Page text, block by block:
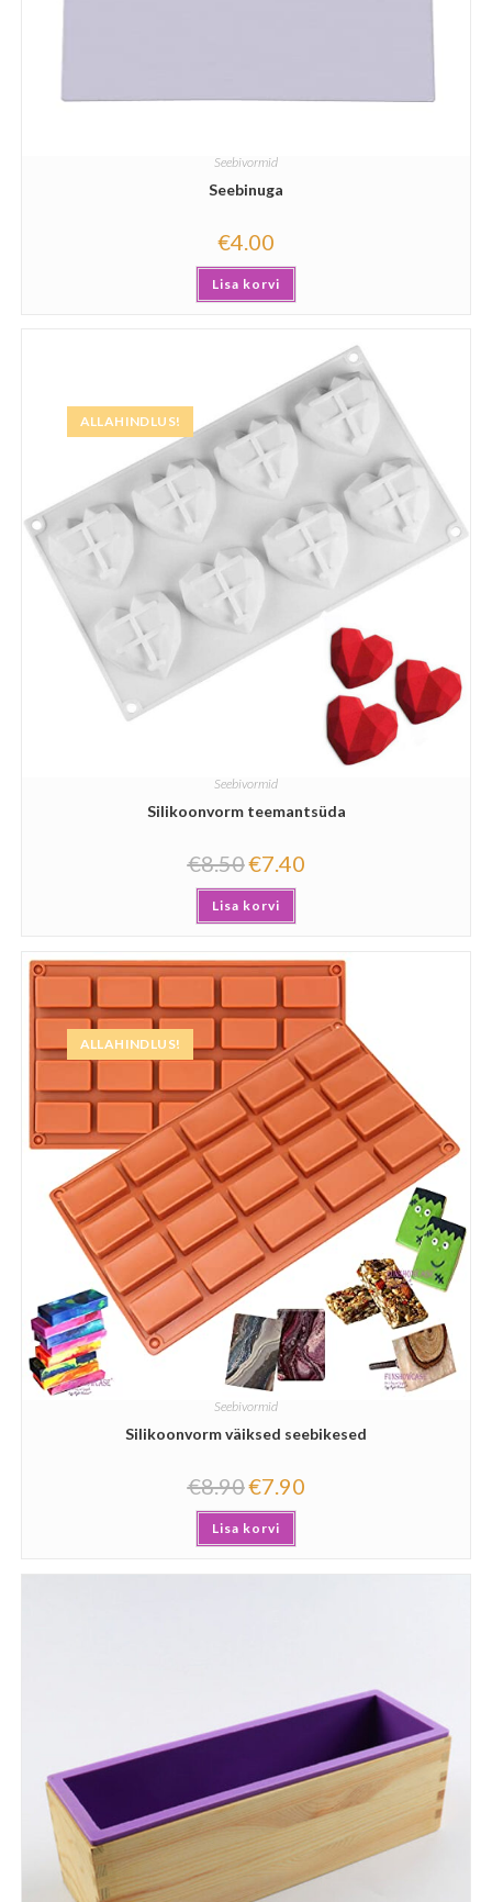
Seebivormid
Seebinuga
€4.00
Lisa korvi
ALLAHINDLUS!
Seebivormid
Silikoonvorm teemantsüda
€8.50€7.40
Lisa korvi
ALLAHINDLUS!
Seebivormid
Silikoonvorm väiksed seebikesed
€8.90€7.90
Lisa korvi